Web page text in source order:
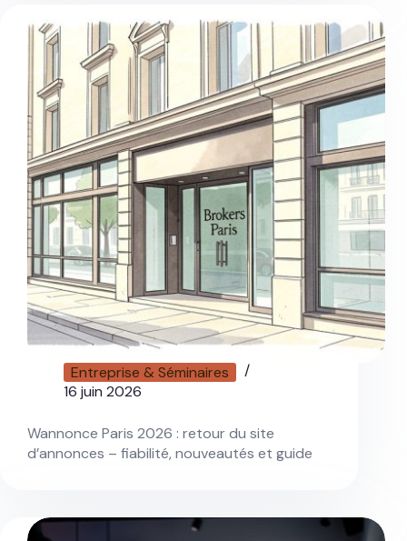
Entreprise & Séminaires
16 juin 2026
Wannonce Paris 2026 : retour du site
d’annonces – fiabilité, nouveautés et guide